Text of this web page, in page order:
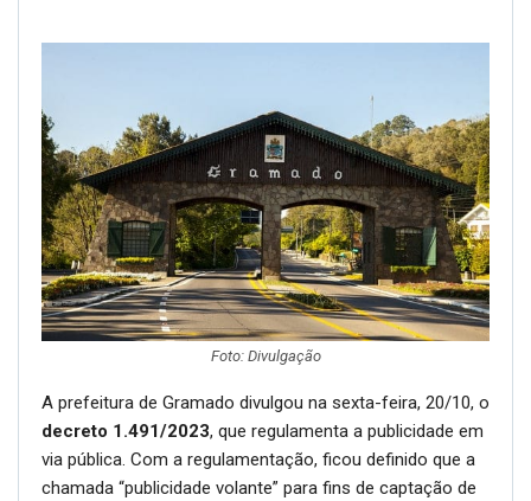
Foto: Divulgação
A prefeitura de Gramado divulgou na sexta-feira, 20/10, o
decreto 1.491/2023, que regulamenta a publicidade em
via pública. Com a regulamentação, ficou definido que a
chamada “publicidade volante” para fins de captação de